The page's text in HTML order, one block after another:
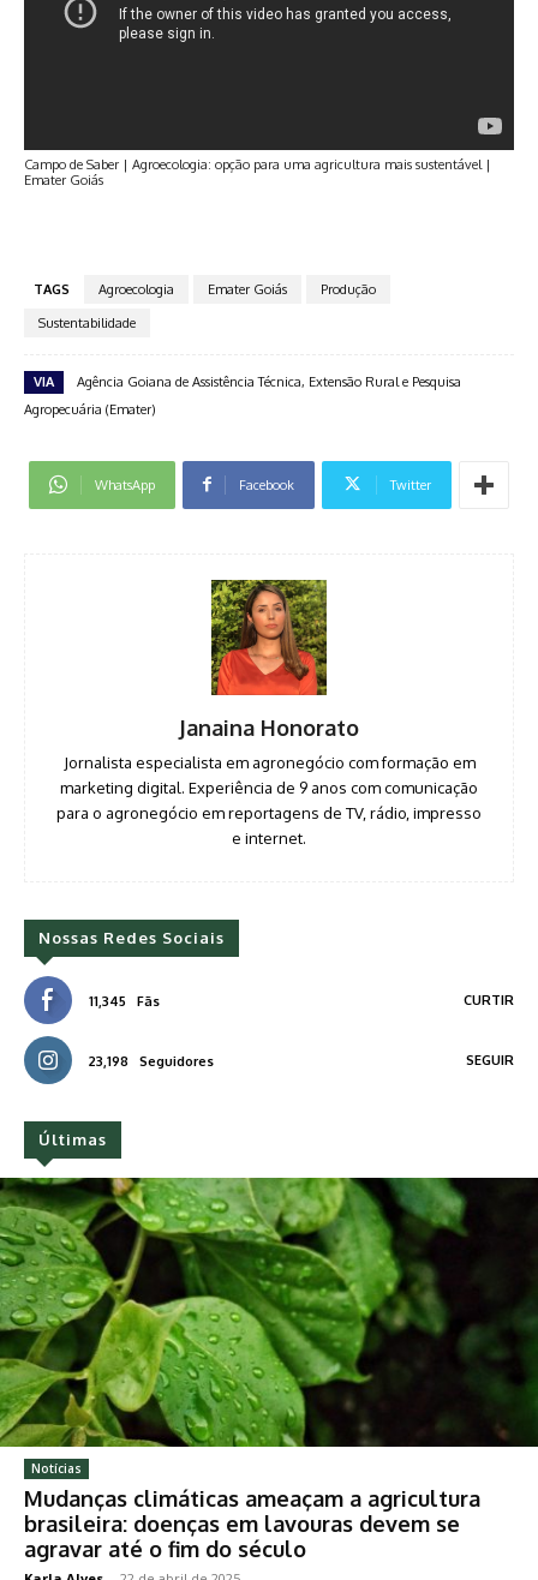
Campo de Saber | Agroecologia: opção para uma agricultura mais sustentável |
Emater Goiás
TAGS Agroecologia Emater Goiás
Produção
Sustentabilidade
VIA
Agência Goiana de Assistência Técnica, Extensão Rural e Pesquisa
Agropecuária (Emater)
WhatsApp Facebook Twitter
Janaina Honorato
Jornalista especialista em agronegócio com formação em
marketing digital. Experiência de 9 anos com comunicação
para o agronegócio em reportagens de TV, rádio, impresso
e internet.
Nossas Redes Sociais
11,345 Fãs CURTIR
23,198 Seguidores SEGUIR
Últimas
Notícias
Mudanças climáticas ameaçam a agricultura
brasileira: doenças em lavouras devem se
agravar até o fim do século